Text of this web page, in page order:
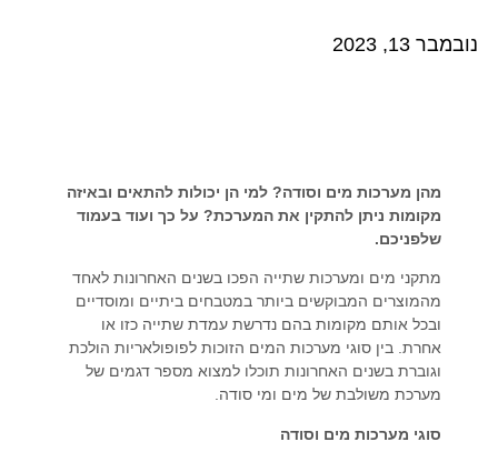
נובמבר 13, 2023
מהן מערכות מים וסודה? למי הן יכולות להתאים ובאיזה
מקומות ניתן להתקין את המערכת? על כך ועוד בעמוד
שלפניכם.
מתקני מים ומערכות שתייה הפכו בשנים האחרונות לאחד
מהמוצרים המבוקשים ביותר במטבחים ביתיים ומוסדיים
ובכל אותם מקומות בהם נדרשת עמדת שתייה כזו או
אחרת. בין סוגי מערכות המים הזוכות לפופולאריות הולכת
וגוברת בשנים האחרונות תוכלו למצוא מספר דגמים של
מערכת משולבת של מים ומי סודה.
סוגי מערכות מים וסודה